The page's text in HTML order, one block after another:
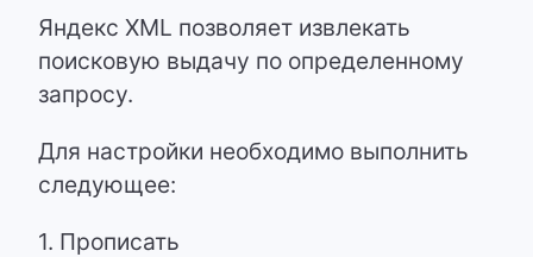
Яндекс XML позволяет извлекать
поисковую выдачу по определенному
запросу.
Для настройки необходимо выполнить
следующее:
1. Прописать